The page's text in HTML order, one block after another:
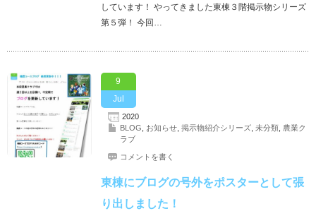
しています！ やってきました東棟３階掲示物シリーズ
第５弾！ 今回…
9
Jul
2020
BLOG
お知らせ, 掲示物紹介シリーズ, 未分類, 農業ク
ラブ
コメントを書く
東棟にブログの号外をポスターとして張
り出しました！